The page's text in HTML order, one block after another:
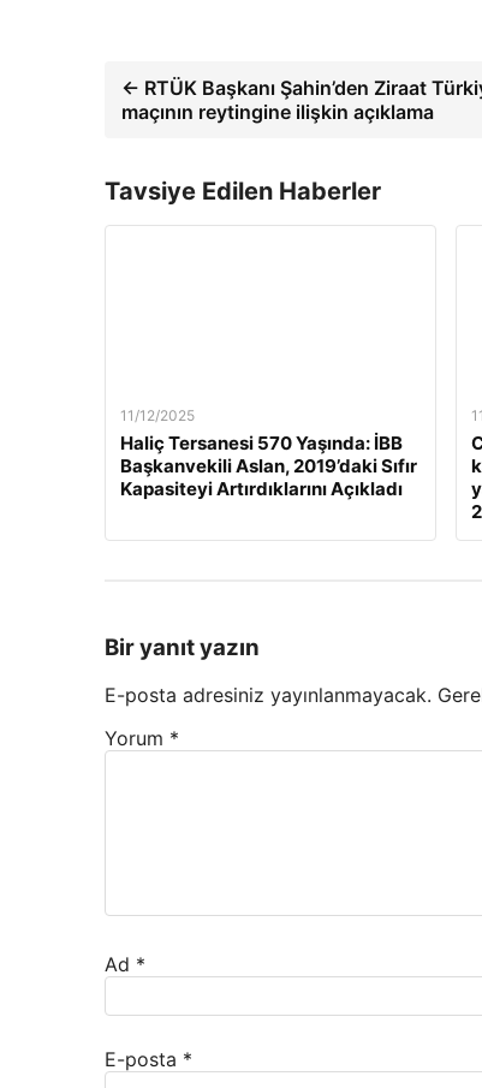
← RTÜK Başkanı Şahin’den Ziraat
maçının reytingine ilişkin açıklama
Tavsiye Edilen Haberler
11/12/2025
Haliç Tersanesi 570 Yaşında: İBB
Başkanvekili Aslan, 2019’daki Sıfır
Kapasiteyi Artırdıklarını Açıkladı
Bir yanıt yazın
E-posta adresiniz yayınlanmayacak.
Yorum *
Ad *
E-posta *